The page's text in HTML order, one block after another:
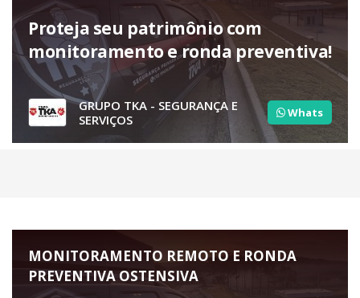
Proteja seu patrimônio com
monitoramento e ronda preventiva!
GRUPO TKA - SEGURANÇA E
SERVIÇOS
Whats
MONITORAMENTO REMOTO E RONDA
PREVENTIVA OSTENSIVA